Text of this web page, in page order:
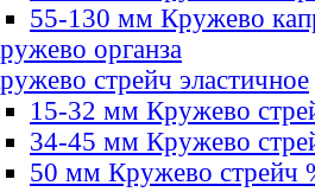
55-130 мм Кружево
органза
стрейч эластичное
15-32 мм Кружево
34-45 мм Кружево
50 мм Кружево стрейч